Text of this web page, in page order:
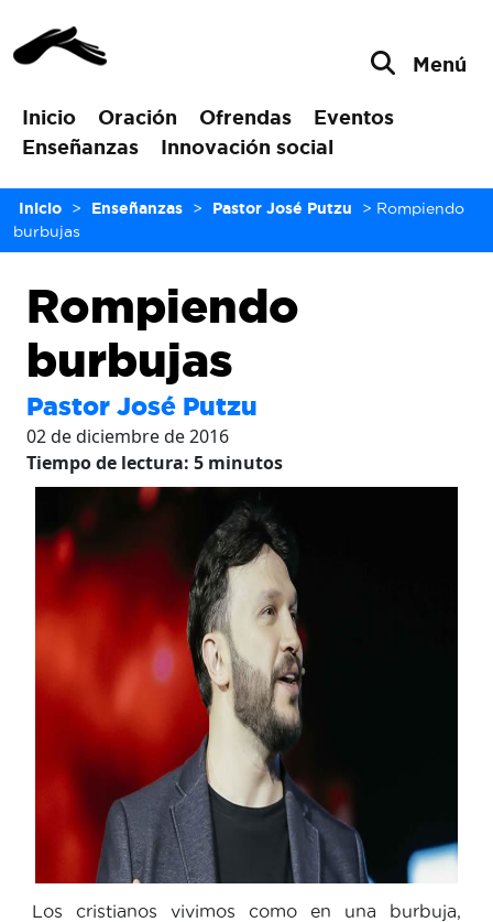
Inicio Oración Ofrendas
Eventos
Enseñanzas
Innovación social
Menú
Inicio > Enseñanzas > Pastor José Putzu > Rompiendo
burbujas
Rompiendo
burbujas
Pastor José Putzu
02 de diciembre de 2016
Tiempo de lectura: 5 minutos
Los cristianos vivimos como en una burbuja,